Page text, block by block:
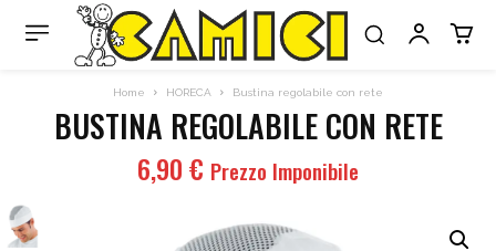
Home HORECA Bustina regolabile con rete
BUSTINA REGOLABILE CON RETE
6,90€ Prezzo Imponibile